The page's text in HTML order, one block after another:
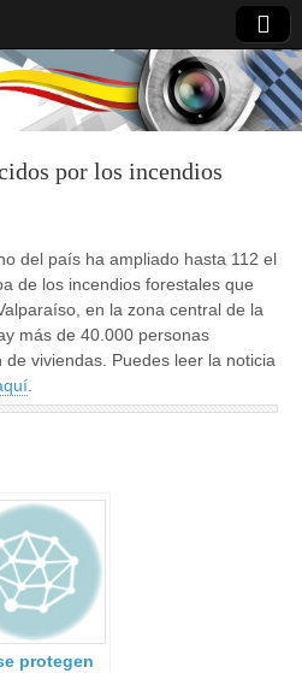
por los incendios
del país ha ampliado hasta 112 el
de los incendios forestales que
en la zona central de la
más de 40.000 personas
viviendas. Puedes leer la noticia
protegen